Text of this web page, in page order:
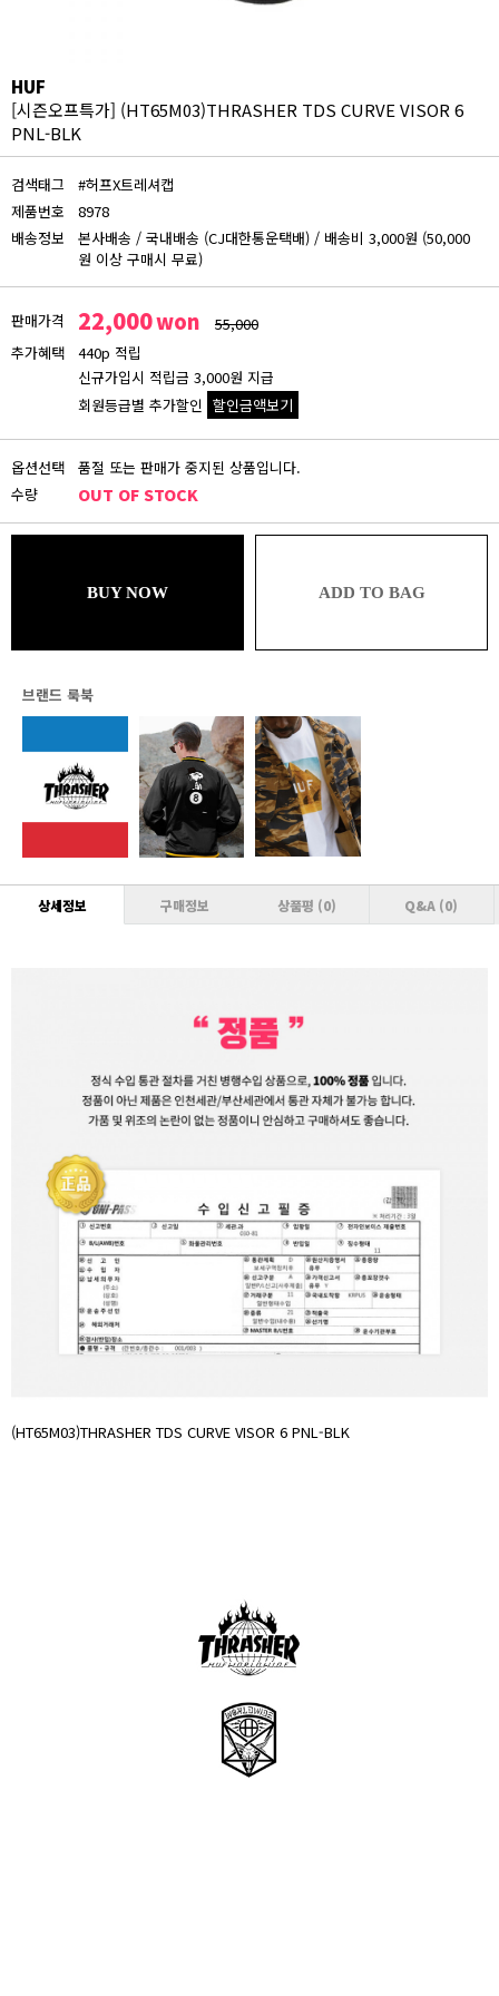
HUF
[시즌오프특가] (HT65M03)THRASHER TDS CURVE VISOR 6
PNL-BLK
검색태그
#허프X트레셔캡
제품번호
8978
배송정보
본사배송 / 국내배송 (CJ대한통운택배) / 배송비 3,000원 (50,000
원 이상 구매시 무료)
판매가격 22,000won
55,000
추가혜택
440p 적립
신규가입시 적립금 3,000원 지급
회원등급별 추가할인 할인금액보기
회원등급 할인가
비회원
22,000원
블루
브론즈
21,560원 (추가할인 2% / 추가적립 1%)
21,560원 (추가할인 2% / 추가적립 2%)
플래티넘
21,340원 (추가할인 3% / 추가적립 2%)
다이아몬드
VVIP
옵션선택
품절 또는 판매가 중지된 상품입니다.
수량
OUT OF STOCK
BUY NOW ADD TO BAG
브랜드 룩북
상세정보 구매정보 상품평 (0) Q&A (0)
(HT65M03)THRASHER TDS CURVE VISOR 6 PNL-BLK